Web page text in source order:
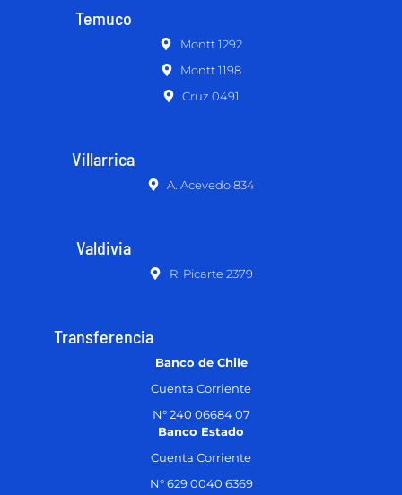
Temuco
Montt 1292
Montt 1198
Cruz 0491
Villarrica
A. Acevedo 834
Valdivia
R. Picarte 2379
Transferencia
Banco de Chile
Cuenta Corriente
N° 240 06684 07
Banco Estado
Cuenta Corriente
N° 629 0040 6369